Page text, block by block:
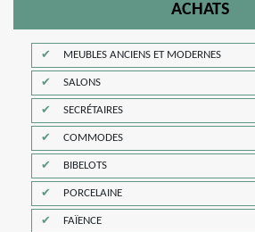
ACHATS
MEUBLES ANCIENS ET MODERNES
SALONS
SECRÉTAIRES
COMMODES
BIBELOTS
PORCELAINE
FAÏENCE